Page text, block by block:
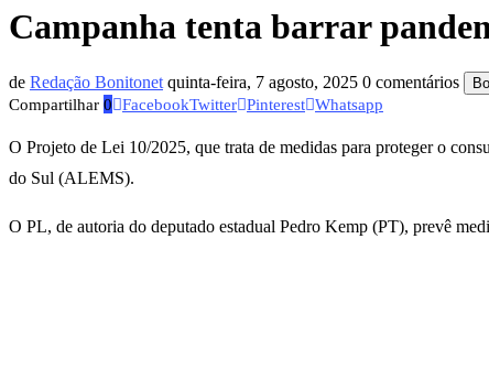
Campanha tenta barrar
de Redação Bonitonet quinta-feira, 7 agosto, 2025 0 comentários
Compartilhar 0 FacebookTwitter Pinterest Whatsapp
O Projeto de Lei 10/2025, que trata de medidas para proteger o
do Sul (ALEMS).
O PL, de autoria do deputado estadual Pedro Kemp (PT), prevê